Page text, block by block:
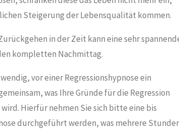
Steigerung der Lebensqualität kommen.
in der Zeit kann eine sehr
kompletten Nachmittag.
vor einer Regressionshypnose ein
was Ihre Gründe für die Regression
Hierfür nehmen Sie sich bitte eine bis
durchgeführt werden, was mehrere